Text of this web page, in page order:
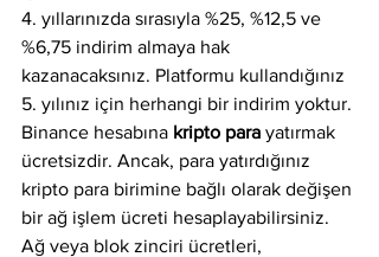
4. yıllarınızda sırasıyla %25, %12,5 ve
%6,75 indirim almaya hak
kazanacaksınız. Platformu kullandığınız
5. yılınız için herhangi bir indirim yoktur.
Binance hesabına kripto para yatırmak
ücretsizdir. Ancak, para yatırdığınız
kripto para birimine bağlı olarak değişen
bir ağ işlem ücreti hesaplayabilirsiniz.
Ağ veya blok zinciri ücretleri,